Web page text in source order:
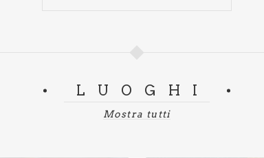
LUOGHI
Mostra tutti